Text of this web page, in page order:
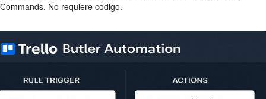
Commands. No requiere código.